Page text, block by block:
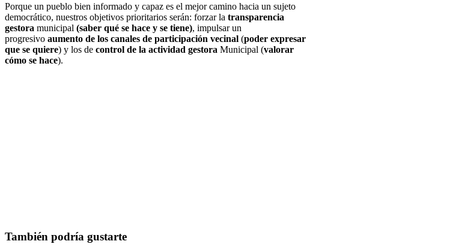
Porque un pueblo bien informado y capaz es el mejor camino hacia un sujeto
democrático, nuestros objetivos prioritarios serán: forzar la transparencia
gestora municipal (saber qué se hace y se tiene), impulsar un
progresivo aumento de los canales de participación vecinal (poder expresar
que se quiere) y los de control de la actividad gestora Municipal (valorar
cómo se hace).
También podría gustarte